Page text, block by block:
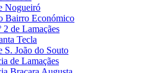
Nogueiró
Bairro Económico
2 de Lamaçães
Tecla
S. João do Souto
de Lamaçães